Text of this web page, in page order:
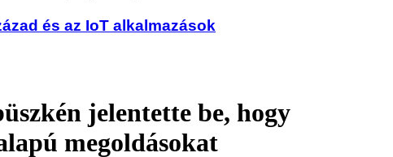
és az IoT alkalmazások
jelentette be, hogy
megoldásokat